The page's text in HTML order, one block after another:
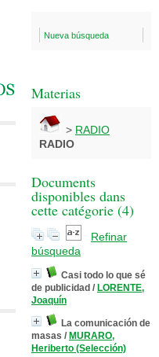
Nueva búsqueda
Materias
> RADIO
RADIO
Documents
disponibles dans
cette catégorie (4)
Refinar
búsqueda
Casi todo lo que sé
de publicidad / LORENTE,
Joaquín
La comunicación de
masas / MURARO,
Heriberto (Selección)